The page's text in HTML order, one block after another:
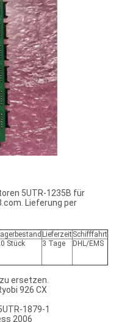
5UTR-1235B für
Lieferung per
LieferzeitSchifffahrt
Stück 3 Tage DHL/EMS
ersetzen.
926 CX
1879-1
2006